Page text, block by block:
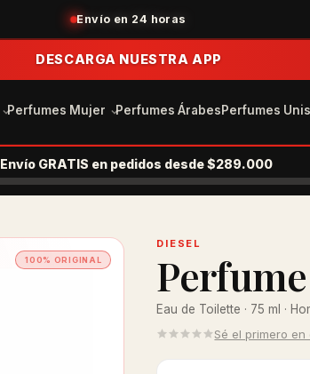
Envío en 24 horas
DESCARGA NUESTRA APP
Perfumes Mujer Perfumes ÁrabesPerfumes
Envío GRATIS en pedidos desde $289.000
100% ORIGINAL
DIESEL
Eau de Toilette · 75 ml ·
Sé el primero en